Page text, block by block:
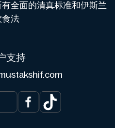
全面的清真标准和伊斯兰
食法
支持